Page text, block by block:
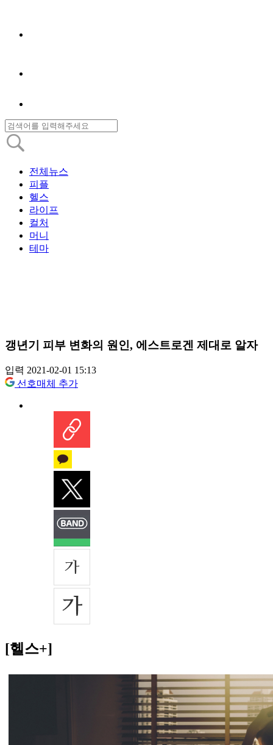
전체뉴스
피플
헬스
라이프
컬처
머니
테마
갱년기 피부 변화의 원인, 에스트로겐 제대로 알자
입력 2021-02-01 15:13
선호매체 추가
[헬스+]